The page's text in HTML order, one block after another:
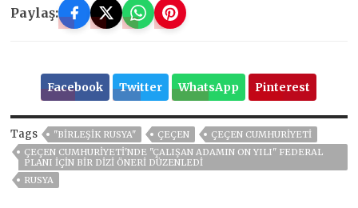
Paylaş:
Facebook Twitter WhatsApp Pinterest
Tags "BIRLEŞIK RUSYA" ÇEÇEN
ÇEÇEN CUMHURIYETI
ÇEÇEN CUMHURIYETI'NDE "ÇALIŞAN ADAMIN ON YILI" FEDERAL
PLANI IÇIN BIR DIZI ÖNERI DÜZENLEDI
RUSYA